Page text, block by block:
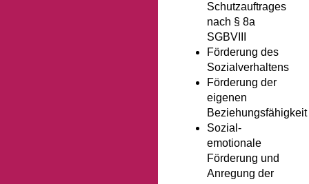
Schutzauftrages
nach § 8a
SGBVIII
Förderung des
Sozialverhaltens
Förderung der
eigenen
Beziehungsfähigkeit
Sozial-
emotionale
Förderung und
Anregung der